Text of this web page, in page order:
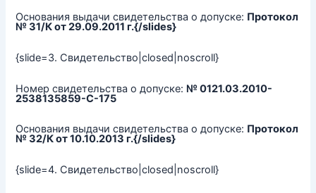
Основания выдачи свидетельства о допуске: Протокол
№ 31/К от 29.09.2011 г.{/slides}
{slide=3. Свидетельство|closed|noscroll}
Номер свидетельства о допуске: № 0121.03.2010-
2538135859-С-175
Основания выдачи свидетельства о допуске: Протокол
№ 32/К от 10.10.2013 г.{/slides}
{slide=4. Свидетельство|closed|noscroll}